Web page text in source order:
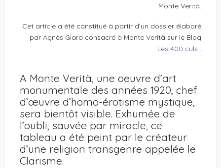
Monte Verità.
Cet article a été constitué à partir d’un dossier élaboré
par Agnès Giard consacré à Monte Verità sur le Blog
Les 400 culs .
A Monte Verità, une oeuvre d’art
monumentale des années 1920, chef
d’œuvre d’homo-érotisme mystique,
sera bientôt visible. Exhumée de
l’oubli, sauvée par miracle, ce
tableau a été peint par le créateur
d’une religion transgenre appelée le
Clarisme.